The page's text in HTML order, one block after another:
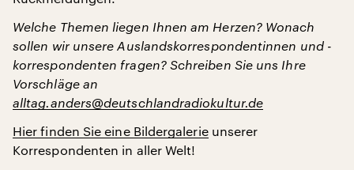
Welche Themen liegen Ihnen am Herzen? Wonach
sollen wir unsere Auslandskorrespondentinnen und -
korrespondenten fragen? Schreiben Sie uns Ihre
Vorschläge an
alltag.anders@deutschlandradiokultur.de
Hier finden Sie eine Bildergalerieunserer
Korrespondenten in aller Welt!